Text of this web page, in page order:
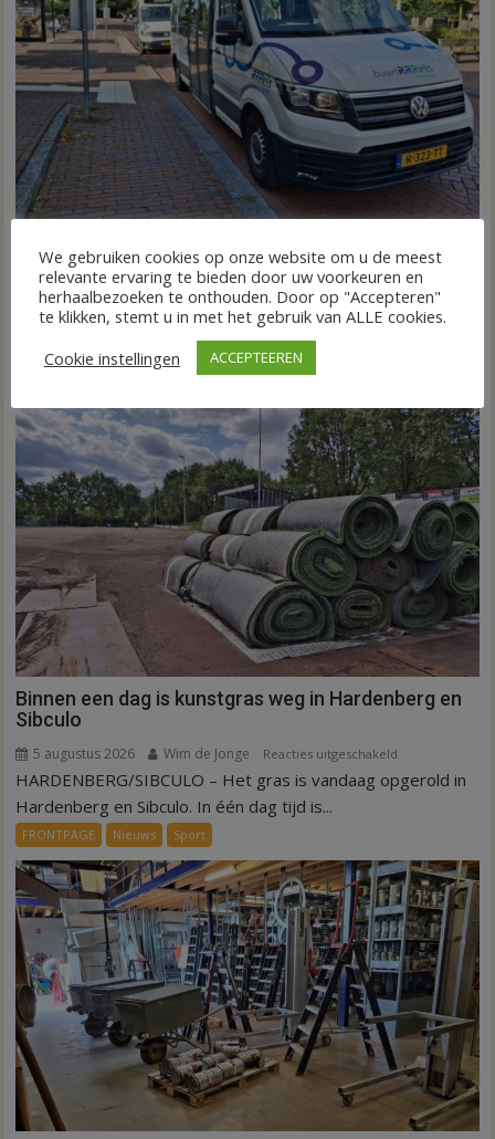
Nieuw ov-systeem verbindt alle kernen Hardenberg
6 augustus 2026 Wim de Jonge Reacties uitgeschakeldvoor
Nieuw
alle
kernen
Hardenberg
HARDENBERG – Eind volgend jaar moet een extra systeem
van buurtbussen het openbaar vervoer tot in...
FRONTPAGE Nieuws
Binnen een dag is kunstgras weg in Hardenberg en
Sibculo
5 augustus 2026 Wim de Jonge Reacties uitgeschakeld
Binnen
kunstgras
weg
in
Hardenberg
en
Sibculo
HARDENBERG/SIBCULO – Het gras is vandaag opgerold in
Hardenberg en Sibculo. In één dag tijd is...
FRONTPAGE Nieuws Sport
We gebruiken cookies op onze website om u de meest
relevante ervaring te bieden door uw voorkeuren en
herhaalbezoeken te onthouden. Door op "Accepteren"
te klikken, stemt u in met het gebruik van ALLE cookies.
Cookie instellingen
ACCEPTEEREN